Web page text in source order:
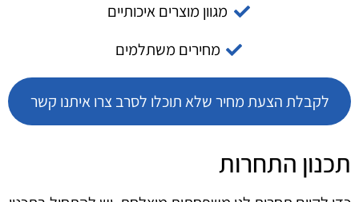
מגוון מוצרים איכותיים
מחירים משתלמים
לקבלת הצעת מחיר שלא תוכלו לסרב צרו איתנו קשר
תכנון התחרות